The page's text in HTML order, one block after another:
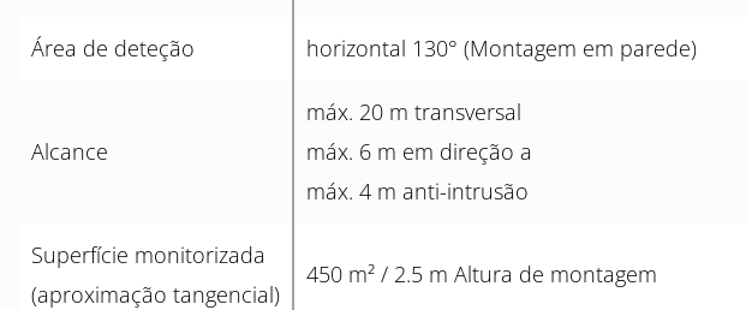
Área de deteção horizontal 130° (Montagem em parede)
Alcance
máx. 20 m transversal
máx. 6 m em direção a
máx. 4 m anti-intrusão
Superfície monitorizada
(aproximação tangencial)
450 m² / 2.5 m Altura de montagem